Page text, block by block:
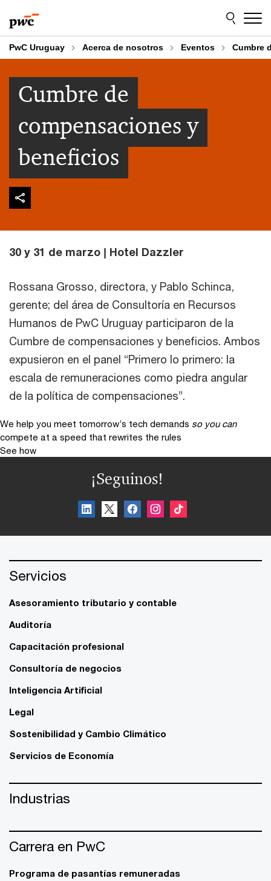
to
content
to
footer
PwC Uruguay Acerca de nosotros Eventos Cumbre
Cumbre de
compensaciones y
beneficios
30 y 31 de marzo | Hotel Dazzler
Rossana Grosso, directora, y Pablo Schinca,
gerente; del área de Consultoría en Recursos
Humanos de PwC Uruguay participaron de la
Cumbre de compensaciones y beneficios. Ambos
expusieron en el panel “Primero lo primero: la
escala de remuneraciones como piedra angular
de la política de compensaciones”.
We help you meet tomorrow’s tech demands so you can
compete at a speed that rewrites the rules
See how
¡Seguinos!
Servicios
Asesoramiento tributario y contable
Auditoría
Capacitación profesional
Consultoría de negocios
Inteligencia Artificial
Legal
Sostenibilidad y Cambio Climático
Servicios de Economía
Industrias
Carrera en PwC
Programa de pasantías remuneradas